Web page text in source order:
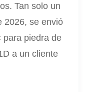
Tan solo un
2026, se envió
para piedra de
a un cliente